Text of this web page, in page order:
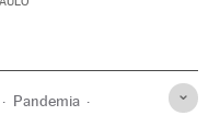
Pandemia